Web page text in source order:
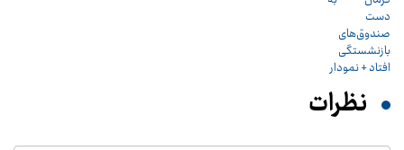
نظرات